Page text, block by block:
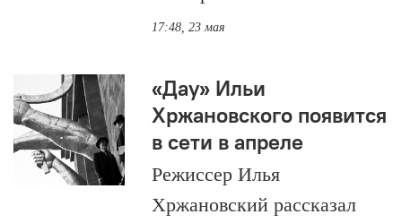
17:48, 23 мая
«Дау» Ильи
Хржановского появится
в сети в апреле
Режиссер Илья
Хржановский рассказал